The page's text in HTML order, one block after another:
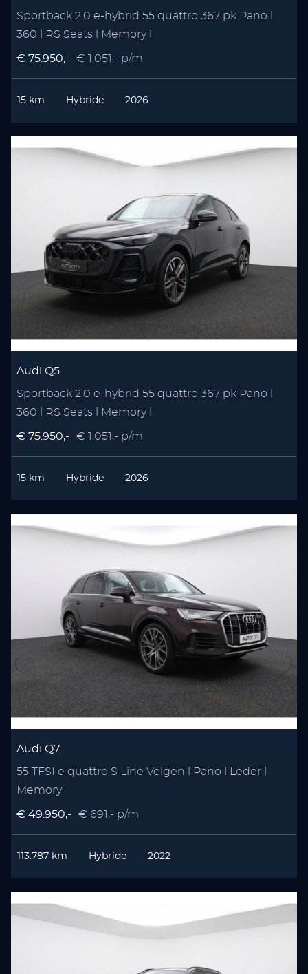
Sportback 2.0 e-hybrid 55 quattro 367 pk Pano l
360 l RS Seats l Memory l
€ 75.950,- € 1.051,- p/m
15 km Hybride 2026
Audi Q5
Sportback 2.0 e-hybrid 55 quattro 367 pk Pano l
360 l RS Seats l Memory l
€ 75.950,- € 1.051,- p/m
15 km Hybride 2026
Audi Q7
55 TFSI e quattro S Line Velgen l Pano l Leder l
Memory
€ 49.950,- € 691,- p/m
113.787 km Hybride 2022